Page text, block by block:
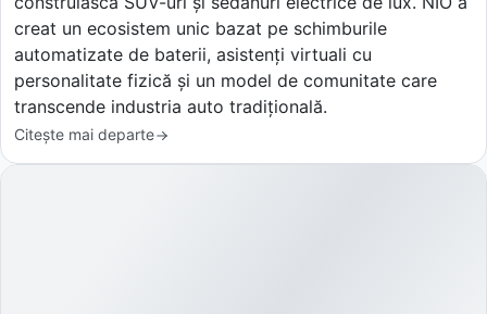
creat un ecosistem unic bazat pe schimburile
automatizate de baterii, asistenți virtuali cu
personalitate fizică și un model de comunitate care
transcende industria auto tradițională.
Citește mai departe